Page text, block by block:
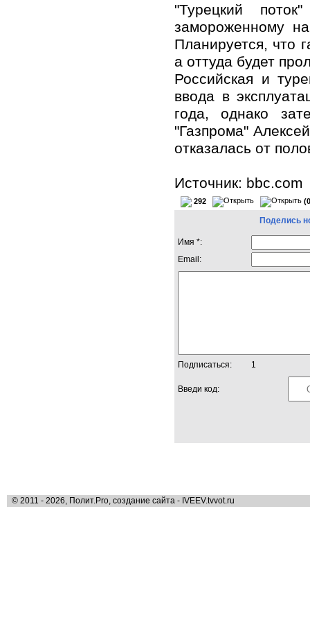
"Турецкий
замороженному
Планируется, что
а оттуда будет
Российская и
ввода в
года, однако
"Газпрома"
отказалась от
Источник: bbc.com
292
Поделись
Имя *:
Email:
Подписаться: 1
Введи код:
© 2011 - 2026, Полит.Pro, создание сайта - IVEEV.tvvot.ru